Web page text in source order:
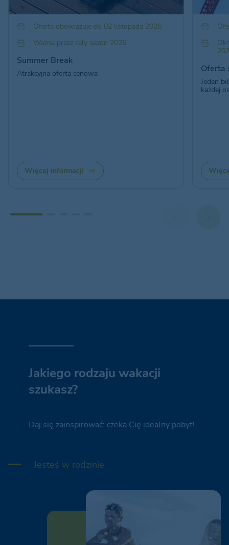
Oferta obowiązuje do 02 listopada 2026
Ważna przez cały sezon 2026
Summer Break
Atrakcyjna oferta cenowa
Więcej informacji
Oferta
Jeden
każdej
Jakiego rodzaju wakacji
szukasz?
Daj się zainspirować: czeka Cię idealny pobyt!
Jesteś w rodzinie